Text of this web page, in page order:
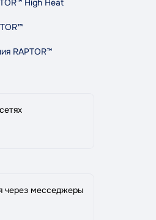
High Heat
RAPTOR™
через месседжеры